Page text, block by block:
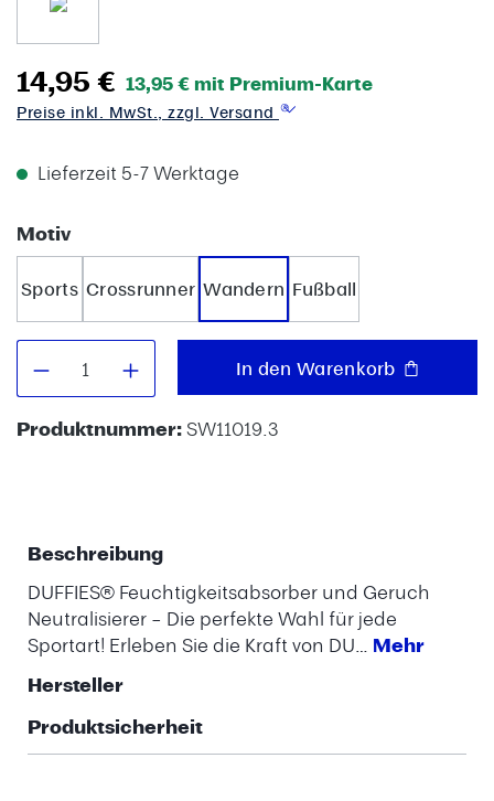
14,95 € 13,95 € mit Premium-Karte
Preise inkl. MwSt., zzgl. Versand
Lieferzeit 5-7 Werktage
Motivauswählen
Sports Crossrunner Wandern Fußball
Produkt Anzahl: Gib denIn den Warenkorb
Produktnummer:SW11019.3
Beschreibung
DUFFIES® Feuchtigkeitsabsorber und Geruch
Neutralisierer – Die perfekte Wahl für jede
Sportart! Erleben Sie die Kraft von DU… Mehr
Hersteller
Produktsicherheit